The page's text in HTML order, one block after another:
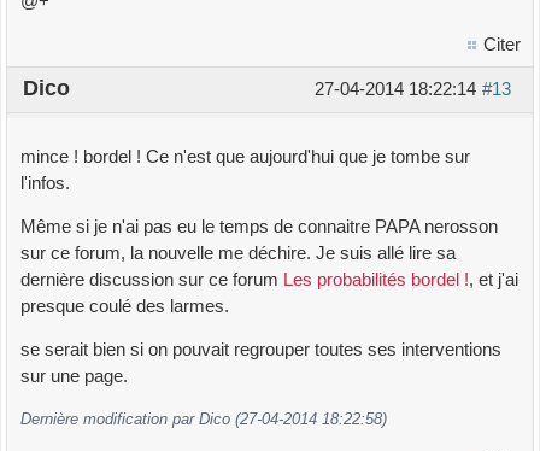
Citer
#13
27-04-2014 18:22:14
Dico
mince ! bordel ! Ce n'est que aujourd'hui que je tombe sur
l'infos.
Même si je n'ai pas eu le temps de connaitre PAPA nerosson
sur ce forum, la nouvelle me déchire. Je suis allé lire sa
dernière discussion sur ce forum Les probabilités bordel !, et j'ai
presque coulé des larmes.
se serait bien si on pouvait regrouper toutes ses interventions
sur une page.
Dernière modification par Dico (27-04-2014 18:22:58)